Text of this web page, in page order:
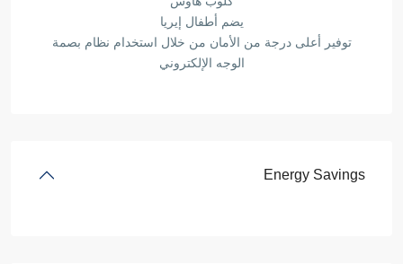
يضم أطفال إيريا
توفير أعلى درجة من الأمان من خلال استخدام نظام بصمة
الوجه الإلكتروني
Energy Savings